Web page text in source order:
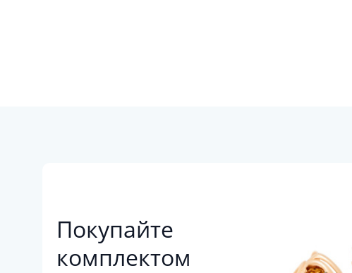
Покупайте
комплектом